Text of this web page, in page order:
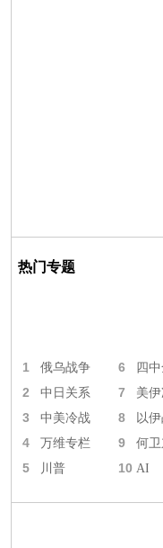
热门专题
1 俄乌战争 6 四
2 中日关系 7 美
3 中美冷战 8 以
4 万维专栏 9 何
5 川普 10 AI